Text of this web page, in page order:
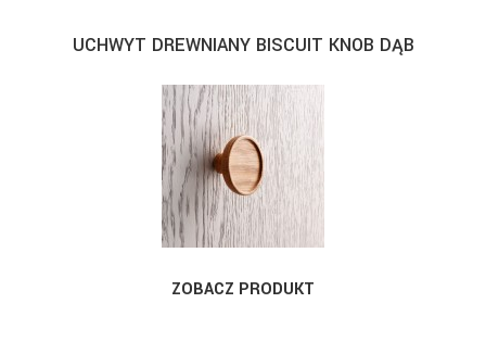
UCHWYT DREWNIANY BISCUIT KNOB DĄB
ZOBACZ PRODUKT